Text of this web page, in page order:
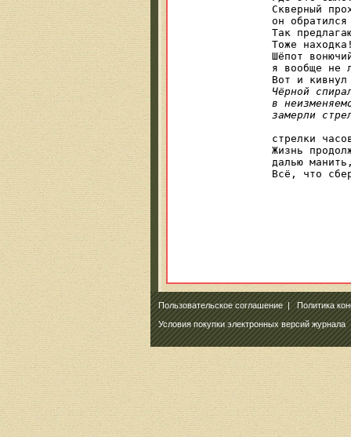
Скверный
он
Так
Тоже
Шёпот
я вообще не
Чёрной
в
замерли
стрелки
Жизнь
далью
Всё, что
Пользовательское соглашение|Политика
Условия покупки электронных версий журнала